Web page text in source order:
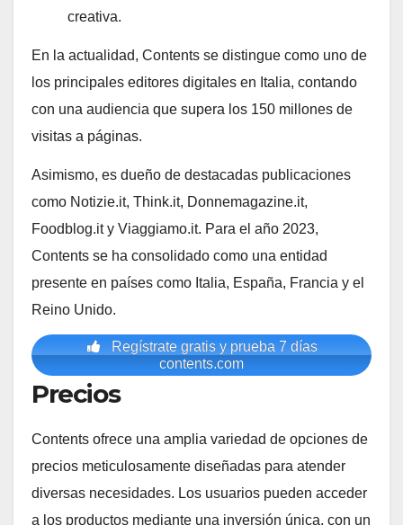
creativa.
En la actualidad, Contents se distingue como uno de
los principales editores digitales en Italia, contando
con una audiencia que supera los 150 millones de
visitas a páginas.
Asimismo, es dueño de destacadas publicaciones
como Notizie.it, Think.it, Donnemagazine.it,
Foodblog.it y Viaggiamo.it. Para el año 2023,
Contents se ha consolidado como una entidad
presente en países como Italia, España, Francia y el
Reino Unido.
Regístrate gratis y prueba 7 días
contents.com
Precios
Contents ofrece una amplia variedad de opciones de
precios meticulosamente diseñadas para atender
diversas necesidades. Los usuarios pueden acceder
a los productos mediante una inversión única, con un